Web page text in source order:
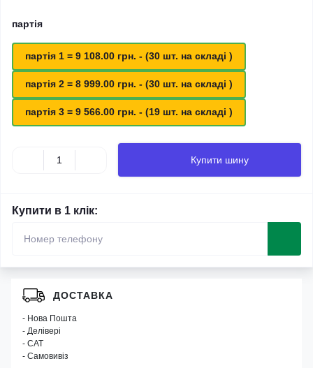
партія
партія 1 = 9 108.00 грн. - (30 шт. на складі )
партія 2 = 8 999.00 грн. - (30 шт. на складі )
партія 3 = 9 566.00 грн. - (19 шт. на складі )
Купити шину
Купити в 1 клік:
ДОСТАВКА
- Нова Пошта
- Делівері
- САТ
- Самовивіз